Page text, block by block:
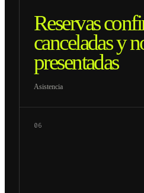
Reservas
canceladas y
presentadas
Asistencia
06